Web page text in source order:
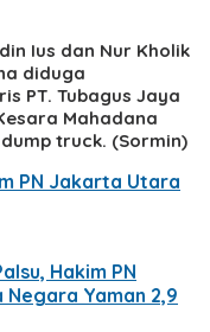
Ius dan Nur Kholik
diduga
PT. Tubagus Jaya
Mahadana
truck. (Sormin)
PN Jakarta Utara
Hakim PN
Yaman 2,9